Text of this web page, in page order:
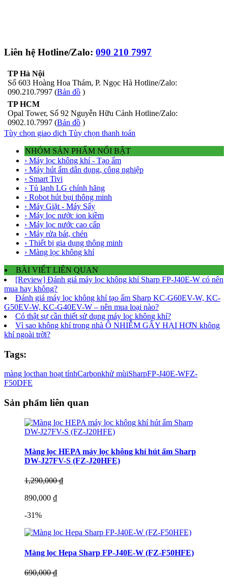
Liên hệ Hotline/Zalo: 090 210 7997
TP Hà Nội
Số 603 Hoàng Hoa Thám, P. Ngọc Hà Hotline/Zalo:
090.210.7997 (Bản đồ )
TP HCM
Opal Tower, Số 92 Nguyễn Hữu Cảnh Hotline/Zalo:
0902.10.7997 (Bản đồ )
Tùy chọn giao dịch Tùy chọn thanh toán
NHÓM SẢN PHẨM NỔI BẬT
› Máy lọc không khí - Tạo ẩm
› Máy hút ẩm dân dụng, công nghiệp
› Smart Tivi
› Tủ lạnh LG chính hãng
› Robot hút bụi thông minh
› Máy Giặt - Máy Sấy
› Máy lọc nước ion kiềm
› Máy lọc nước cao cấp
› Máy rửa bát, chén
› Thiết bị gia dụng thông minh
› Màng lọc không khí
BÀI VIẾT LIÊN QUAN
[Review] Đánh giá máy lọc không khí Sharp FP-J40E-W có nên
mua hay không?
Đánh giá máy lọc không khí tạo ẩm Sharp KC-G60EV-W, KC-
G50EV-W, KC-G40EV-W – nên mua loại nào?
Có thật sự cần thiết sử dụng máy lọc không khí?
Vì sao không khí trong nhà Ô NHIỄM GÂY HẠI HƠN không
khí ngoài trời?
Tags:
màng lọcthan hoạt tínhCarbonkhử mùiSharpFP-J40E-WFZ-
F50DFE
Sản phẩm liên quan
Màng lọc HEPA máy lọc không khí hút ẩm Sharp
DW-J27FV-S (FZ-J20HFE)
1,290,000 ₫
890,000 ₫
-31%
Màng lọc Hepa Sharp FP-J40E-W (FZ-F50HFE)
690,000 ₫